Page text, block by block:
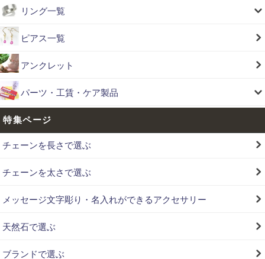
リング一覧
ピアス一覧
アンクレット
パーツ・工賃・ケア製品
特集ページ
チェーンを長さで選ぶ
チェーンを太さで選ぶ
メッセージ文字彫り・名入れができるアクセサリー
天然石で選ぶ
ブランドで選ぶ